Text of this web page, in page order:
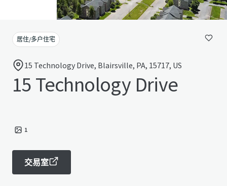
居住/多户住宅
15 Technology Drive, Blairsville, PA, 15717, US
15 Technology Drive
1
交易室